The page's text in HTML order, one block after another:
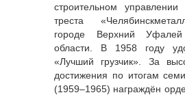
строительном управлении
треста
городе Верхний Уфалей
области. В 1958 году
«Лучший грузчик». За
достижения по итогам
(1959–1965) награждён